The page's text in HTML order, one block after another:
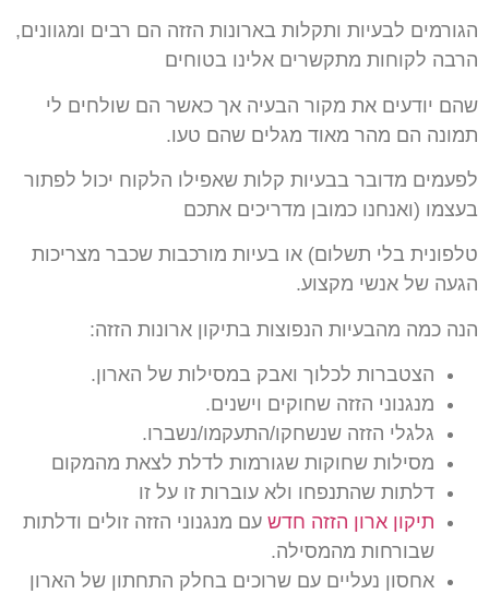
הגורמים לבעיות ותקלות בארונות הזזה הם רבים ומגוונים,
הרבה לקוחות מתקשרים אלינו בטוחים
שהם יודעים את מקור הבעיה אך כאשר הם שולחים לי
תמונה הם מהר מאוד מגלים שהם טעו.
לפעמים מדובר בבעיות קלות שאפילו הלקוח יכול לפתור
בעצמו (ואנחנו כמובן מדריכים אתכם
טלפונית בלי תשלום) או בעיות מורכבות שכבר מצריכות
הגעה של אנשי מקצוע.
הנה כמה מהבעיות הנפוצות בתיקון ארונות הזזה:
הצטברות לכלוך ואבק במסילות של הארון.
מנגנוני הזזה שחוקים וישנים.
גלגלי הזזה שנשחקו/התעקמו/נשברו.
מסילות שחוקות שגורמות לדלת לצאת מהמקום
דלתות שהתנפחו ולא עוברות זו על זו
תיקון ארון הזזה חדש עם מנגנוני הזזה זולים ודלתות
שבורחות מהמסילה.
אחסון נעליים עם שרוכים בחלק התחתון של הארון